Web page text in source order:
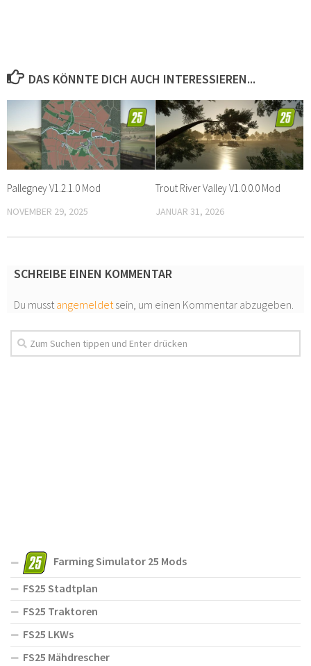
DAS KÖNNTE DICH AUCH INTERESSIEREN...
Pallegney V1.2.1.0 Mod
NOVEMBER 29, 2025
Trout River Valley V1.0.0.0 Mod
JANUAR 31, 2026
SCHREIBE EINEN KOMMENTAR
Du musstangemeldetsein, um einen Kommentar abzugeben.
Farming Simulator 25 Mods
FS25 Stadtplan
FS25 Traktoren
FS25 LKWs
FS25 Mähdrescher